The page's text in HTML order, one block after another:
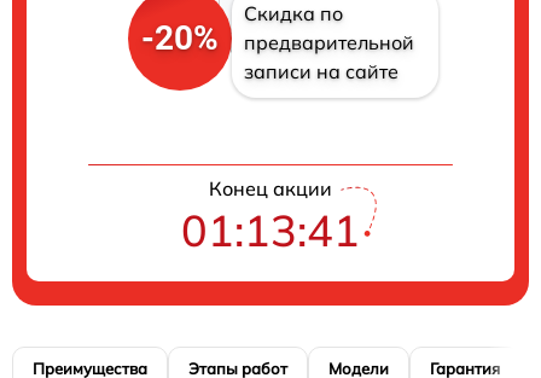
-20%
Скидка по
предварительной
записи на сайте
Конец акции
01:13:40
Преимущества Этапы работ Модели Гарантия